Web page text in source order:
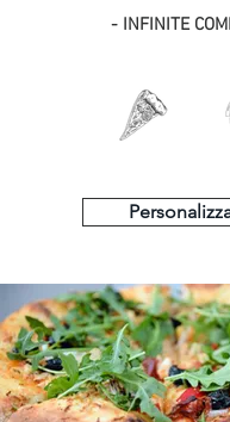
- INFINITE